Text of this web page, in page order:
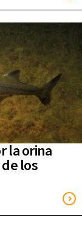
la orina
los